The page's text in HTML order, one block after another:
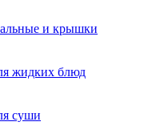
и крышки
жидких блюд
суши